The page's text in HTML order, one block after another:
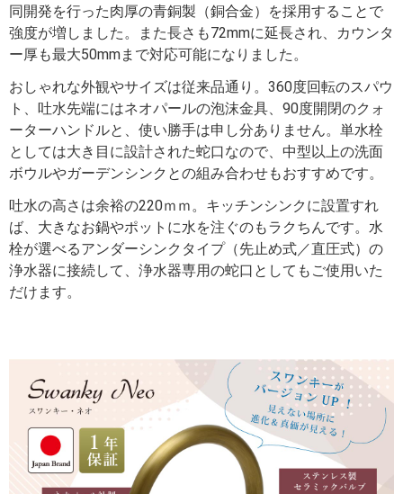
同開発を行った肉厚の青銅製（銅合金）を採用することで
強度が増しました。また長さも72mmに延長され、カウンタ
ー厚も最大50mmまで対応可能になりました。
おしゃれな外観やサイズは従来品通り。360度回転のスパウ
ト、吐水先端にはネオパールの泡沫金具、90度開閉のクォ
ーターハンドルと、使い勝手は申し分ありません。単水栓
としては大き目に設計された蛇口なので、中型以上の洗面
ボウルやガーデンシンクとの組み合わせもおすすめです。
吐水の高さは余裕の220ｍｍ。キッチンシンクに設置すれ
ば、大きなお鍋やポットに水を注ぐのもラクちんです。水
栓が選べるアンダーシンクタイプ（先止め式／直圧式）の
浄水器に接続して、浄水器専用の蛇口としてもご使用いた
だけます。